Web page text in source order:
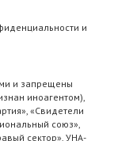
и
и запрещены
иноагентом),
«Свидетели
союз»,
сектор», УНА-